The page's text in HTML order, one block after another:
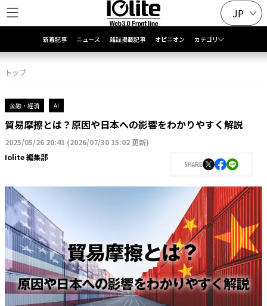
JP
新着記事 ニュース 雑誌掲載記事 オピニオン カテゴリ
トップ
金融・経済 AI
貿易摩擦とは？原因や日本への影響をわかりやすく解説
2025/05/26 20:41 (2026/07/30 15:02 更新)
Iolite 編集部
SHARE